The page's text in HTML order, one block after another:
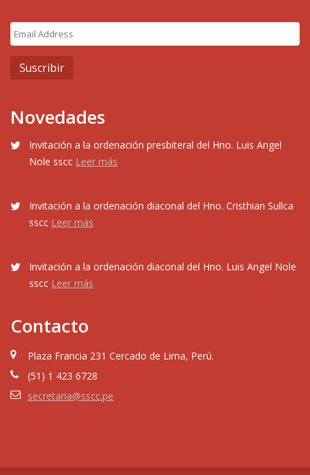
Novedades
Invitación a la ordenación presbiteral del Hno. Luis Angel
Nole sscc Leer más
Invitación a la ordenación diaconal del Hno. Cristhian Sullca
sscc Leer más
Invitación a la ordenación diaconal del Hno. Luis Angel Nole
sscc Leer más
Contacto
Plaza Francia 231 Cercado de Lima, Perú.
(51) 1 423 6728
secretaria@sscc.pe